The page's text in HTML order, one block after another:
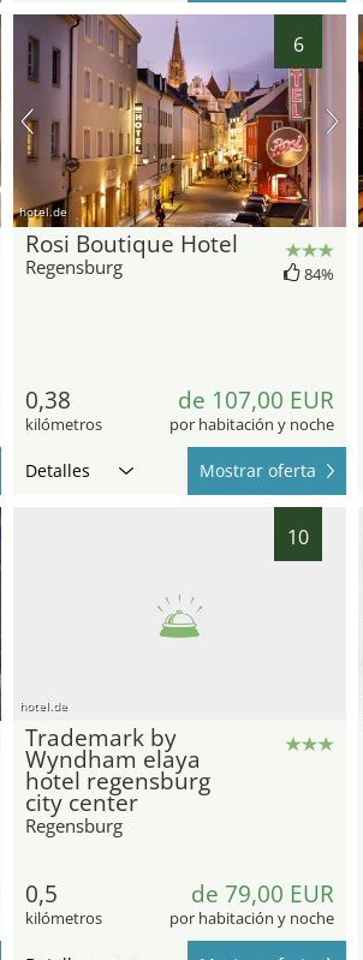
6
hotel.de
Rosi Boutique Hotel
Regensburg 84%
0,38
kilómetros
de 107,00 EUR
por habitación y noche
Detalles Mostrar oferta
10
hotel.de
Trademark by
Wyndham elaya
hotel regensburg
city center
Regensburg
0,5
kilómetros
de 79,00 EUR
por habitación y noche